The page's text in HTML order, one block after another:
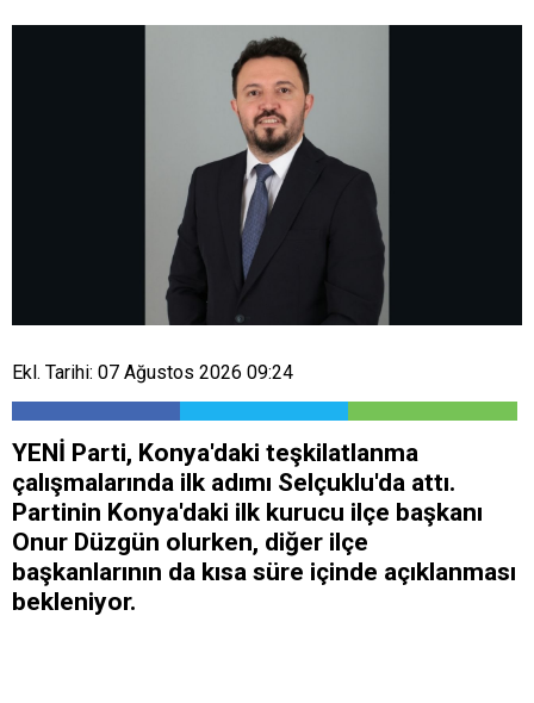
Ekl. Tarihi: 07 Ağustos 2026 09:24
YENİ Parti, Konya'daki teşkilatlanma
çalışmalarında ilk adımı Selçuklu'da attı.
Partinin Konya'daki ilk kurucu ilçe başkanı
Onur Düzgün olurken, diğer ilçe
başkanlarının da kısa süre içinde açıklanması
bekleniyor.